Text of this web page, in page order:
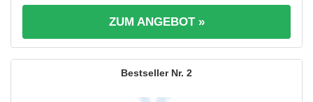
ZUM ANGEBOT »
2